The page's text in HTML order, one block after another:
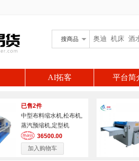
搜商品
AI拓客 平台简
已售2件
中型布料缩水机,松布机,
蒸汽预缩机,定型机
36500.00
加入购物车